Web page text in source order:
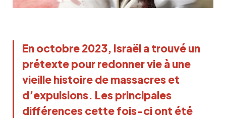
En octobre 2023, Israël a trouvé un
prétexte pour redonner vie à une
vieille histoire de massacres et
d’expulsions. Les principales
différences cette fois-ci ont été